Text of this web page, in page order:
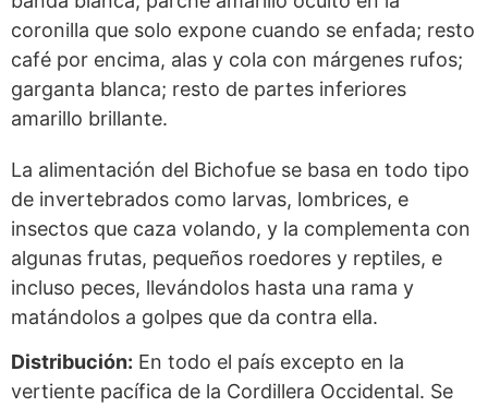
coronilla que solo expone cuando se enfada; resto
café por encima, alas y cola con márgenes rufos;
garganta blanca; resto de partes inferiores
amarillo brillante.
La alimentación del Bichofue se basa en todo tipo
de invertebrados como larvas, lombrices, e
insectos que caza volando, y la complementa con
algunas frutas, pequeños roedores y reptiles, e
incluso peces, llevándolos hasta una rama y
matándolos a golpes que da contra ella.
Distribución: En todo el país excepto en la
vertiente pacífica de la Cordillera Occidental. Se